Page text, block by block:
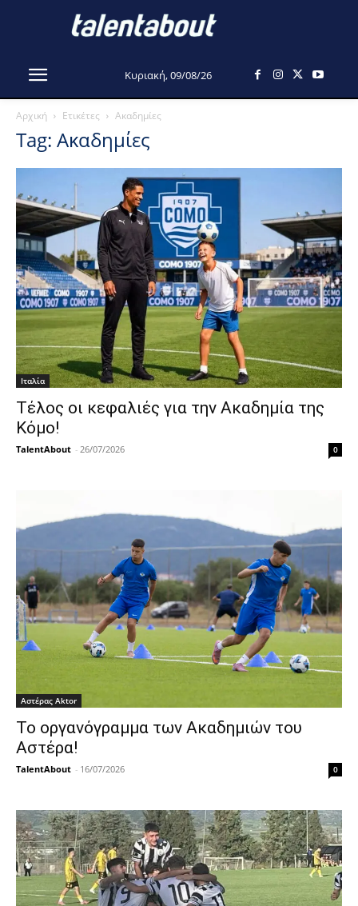
Κυριακή, 09/08/26
Αρχική Ετικέτες Ακαδημίες
Tag: Ακαδημίες
Ιταλία
Τέλος οι κεφαλιές για την Ακαδημία της
Κόμο!
TalentAbout - 26/07/2026 0
Αστέρας Aktor
Το οργανόγραμμα των Ακαδημιών του
Αστέρα!
TalentAbout - 16/07/2026 0